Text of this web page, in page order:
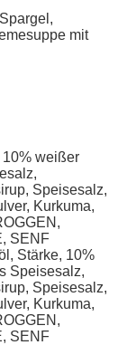
mit
weißer
Speisesalz,
Kurkuma,
SENF
Stärke, 10%
Speisesalz,
Speisesalz,
Kurkuma,
SENF